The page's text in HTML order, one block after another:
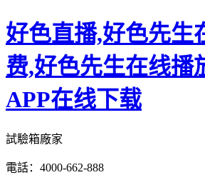
好色直播,好色先生
费,好色先生在线播
APP在线下载
試驗箱廠家
電話：4000-662-888